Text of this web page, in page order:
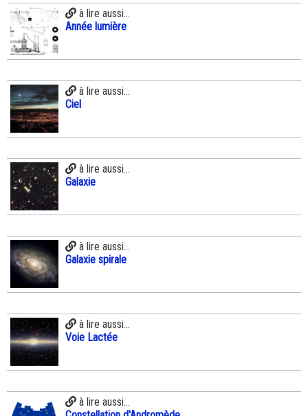
à lire aussi...
Année lumière
à lire aussi...
Ciel
à lire aussi...
Galaxie
à lire aussi...
Galaxie spirale
à lire aussi...
Voie Lactée
à lire aussi...